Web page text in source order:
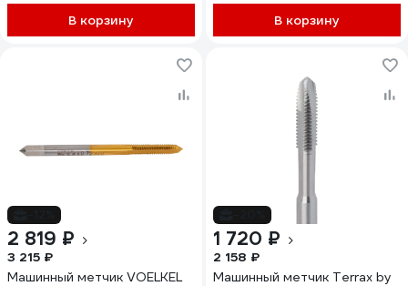
В корзину В корзину
2 819 ₽
3 215 ₽
Машинный метчик VOELKEL
1 720 ₽
2 158 ₽
Машинный метчик Terrax by